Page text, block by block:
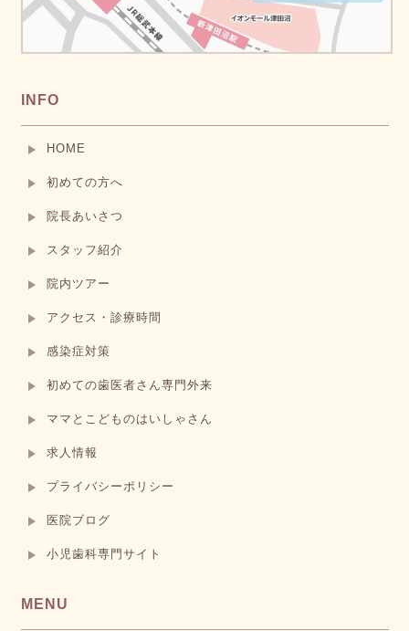
INFO
HOME
初めての方へ
院長あいさつ
スタッフ紹介
院内ツアー
アクセス・診療時間
感染症対策
初めての歯医者さん専門外来
ママとこどものはいしゃさん
求人情報
プライバシーポリシー
医院ブログ
小児歯科専門サイト
MENU